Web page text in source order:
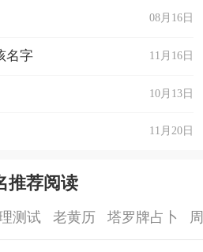
08月16日
11月16日
名字
10月13日
11月20日
推荐阅读
测试 老黄历 塔罗牌占卜